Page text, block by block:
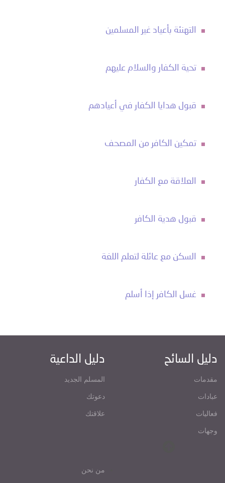
التهنئة بأعياد غير المسلمين
تحية الكفار والسلام عليهم
قبول هدايا الكفار في أعيادهم
تمكين الكافر من المصحف
العلاقة مع الكفار
قبول هدية الكافر
السكن مع عائلة لتعلم اللغة
غسل الكافر إذا أسلم
دليل الداعية
المسلم الجديد
دعوتك
علاقتك
دليل السائح
مقدمات
عبادات
فعاليات
وجهات
من نحن